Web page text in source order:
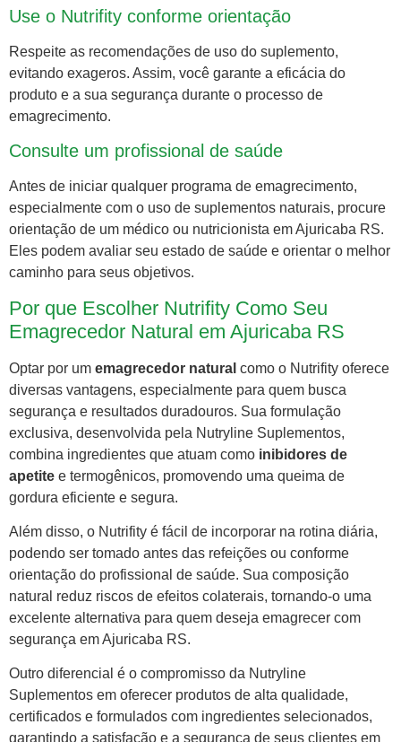
Use o Nutrifity conforme orientação
Respeite as recomendações de uso do suplemento,
evitando exageros. Assim, você garante a eficácia do
produto e a sua segurança durante o processo de
emagrecimento.
Consulte um profissional de saúde
Antes de iniciar qualquer programa de emagrecimento,
especialmente com o uso de suplementos naturais, procure
orientação de um médico ou nutricionista em Ajuricaba RS.
Eles podem avaliar seu estado de saúde e orientar o melhor
caminho para seus objetivos.
Por que Escolher Nutrifity Como Seu
Emagrecedor Natural em Ajuricaba RS
Optar por um emagrecedor natural como o Nutrifity oferece
diversas vantagens, especialmente para quem busca
segurança e resultados duradouros. Sua formulação
exclusiva, desenvolvida pela Nutryline Suplementos,
combina ingredientes que atuam como inibidores de
apetite e termogênicos, promovendo uma queima de
gordura eficiente e segura.
Além disso, o Nutrifity é fácil de incorporar na rotina diária,
podendo ser tomado antes das refeições ou conforme
orientação do profissional de saúde. Sua composição
natural reduz riscos de efeitos colaterais, tornando-o uma
excelente alternativa para quem deseja emagrecer com
segurança em Ajuricaba RS.
Outro diferencial é o compromisso da Nutryline
Suplementos em oferecer produtos de alta qualidade,
certificados e formulados com ingredientes selecionados,
garantindo a satisfação e a segurança de seus clientes em